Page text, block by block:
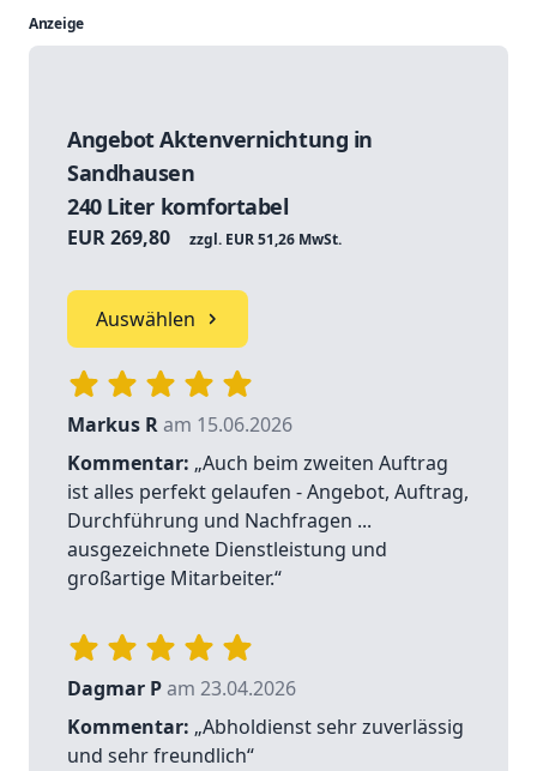
Anzeige
Angebot Aktenvernichtung in
Sandhausen
240 Liter komfortabel
EUR 269,80 zzgl. EUR 51,26 MwSt.
Auswählen
Markus Ram 15.06.2026
Kommentar: „Auch beim zweiten Auftrag
ist alles perfekt gelaufen - Angebot, Auftrag,
Durchführung und Nachfragen ...
ausgezeichnete Dienstleistung und
großartige Mitarbeiter.“
Dagmar Pam 23.04.2026
Kommentar: „Abholdienst sehr zuverlässig
und sehr freundlich“